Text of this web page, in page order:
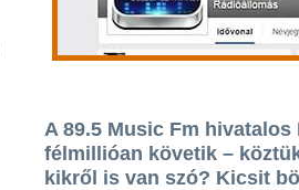
A 89.5 Music Fm
félmillióan követik –
kikről is van szó? Kicsit